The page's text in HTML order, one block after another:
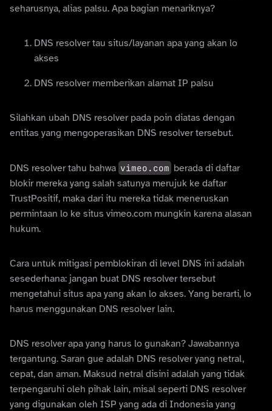
seharusnya, alias palsu. Apa bagian menariknya?
DNS resolver tau situs/layanan apa yang akan lo
akses
DNS resolver memberikan alamat IP palsu
Silahkan ubah DNS resolver pada poin diatas dengan
entitas yang mengoperasikan DNS resolver tersebut.
DNS resolver tahu bahwa vimeo.com berada di daftar
blokir mereka yang salah satunya merujuk ke daftar
TrustPositif, maka dari itu mereka tidak meneruskan
permintaan lo ke situs vimeo.com mungkin karena alasan
hukum.
Cara untuk mitigasi pemblokiran di level DNS ini adalah
sesederhana: jangan buat DNS resolver tersebut
mengetahui situs apa yang akan lo akses. Yang berarti, lo
harus menggunakan DNS resolver lain.
DNS resolver apa yang harus lo gunakan? Jawabannya
tergantung. Saran gue adalah DNS resolver yang netral,
cepat, dan aman. Maksud netral disini adalah yang tidak
terpengaruhi oleh pihak lain, misal seperti DNS resolver
yang digunakan oleh ISP yang ada di Indonesia yang